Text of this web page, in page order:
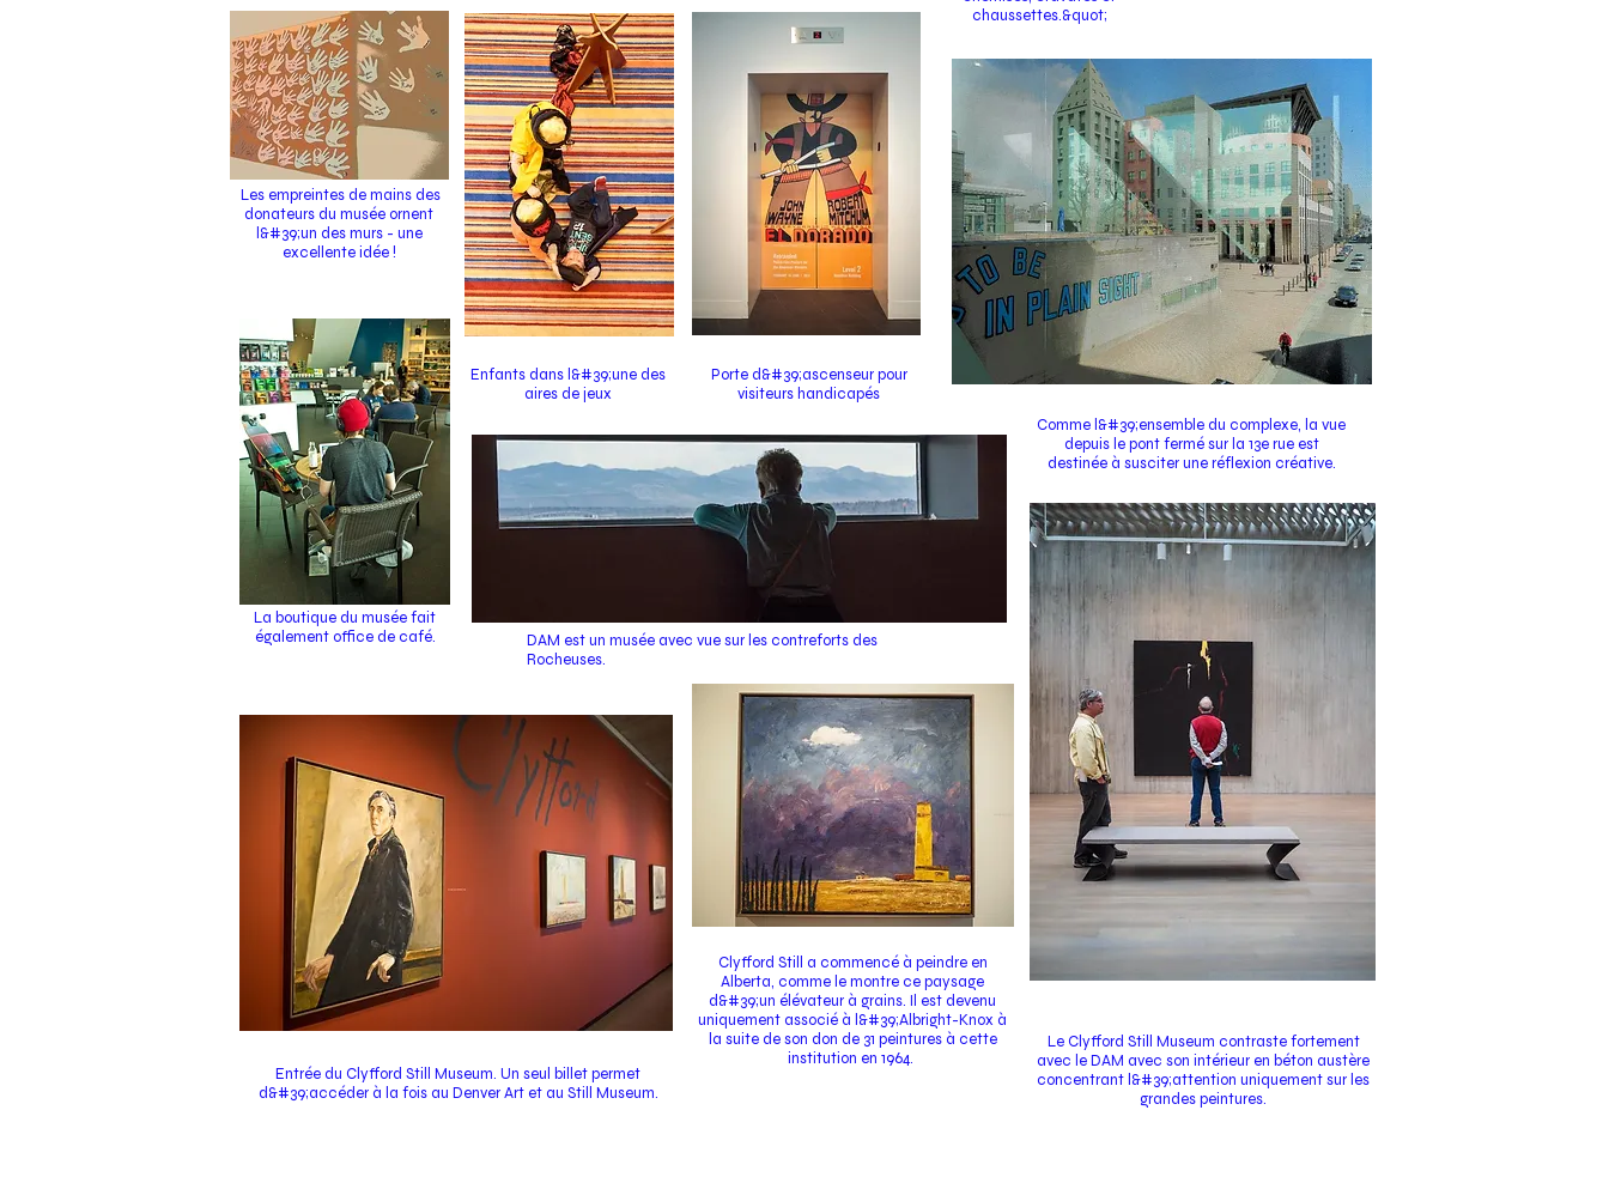
chaussettes.&quot;
Les empreintes de mains des
donateurs du musée ornent
l&#39;un des murs - une
excellente idée !
Enfants dans l&#39;une des
aires de jeux
Porte d&#39;ascenseur pour
visiteurs handicapés
Comme l&#39;ensemble du complexe, la vue
depuis le pont fermé sur la 13e rue est
destinée à susciter une réflexion créative.
La boutique du musée fait
également office de café.
DAM est un musée avec vue sur les contreforts des
Rocheuses.
Clyfford Still a commencé à peindre en
Alberta, comme le montre ce paysage
d&#39;un élévateur à grains. Il est devenu
uniquement associé à l&#39;Albright-Knox à
la suite de son don de 31 peintures à cette
institution en 1964.
Entrée du Clyfford Still Museum. Un seul billet permet
d&#39;accéder à la fois au Denver Art et au Still Museum.
Le Clyfford Still Museum contraste fortement
avec le DAM avec son intérieur en béton austère
concentrant l&#39;attention uniquement sur les
grandes peintures.